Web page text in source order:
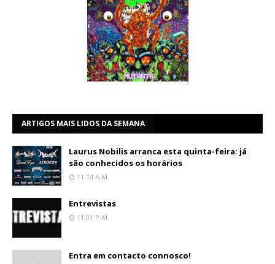
ARTIGOS MAIS LIDOS DA SEMANA
Laurus Nobilis arranca esta quinta-feira: já
são conhecidos os horários
11:14 A.m.
Entrevistas
11:01 P.m.
Entra em contacto connosco!